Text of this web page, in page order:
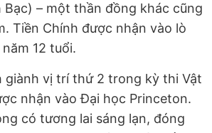
Bạc) – một thần đồng khác cũng
Tiền Chính được nhận vào lò
12 tuổi.
giành vị trí thứ 2 trong kỳ thi Vật
nhận vào Đại học Princeton.
có tương lai sáng lạn, đóng